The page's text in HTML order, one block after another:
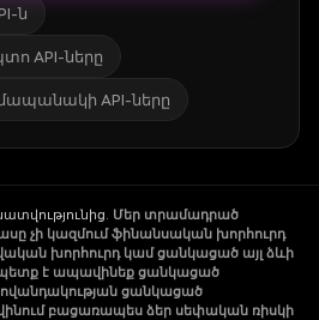
ն
API-ները
API-ները
. Մեր տրամադրած
չի կազմում ֆինանսական խորհուրդ
խորհուրդ կամ ցանկացած այլ ձևի
պետք է ապավինեք ցանկացած
ցանկացած
բացառապես ձեր սեփական ռիսկի